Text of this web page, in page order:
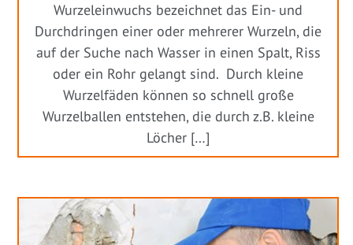
Wurzeleinwuchs bezeichnet das Ein- und
Durchdringen einer oder mehrerer Wurzeln, die
auf der Suche nach Wasser in einen Spalt, Riss
oder ein Rohr gelangt sind. Durch kleine
Wurzelfäden können so schnell große
Wurzelballen entstehen, die durch z.B. kleine
Löcher […]